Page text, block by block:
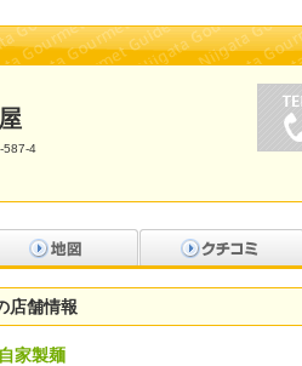
587-4
店舗情報
家製麺